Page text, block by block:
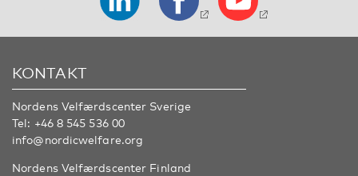
KONTAKT
Nordens Velfærdscenter Sverige
Tel: +46 8 545 536 00
info@nordicwelfare.org
Nordens Velfærdscenter Finland